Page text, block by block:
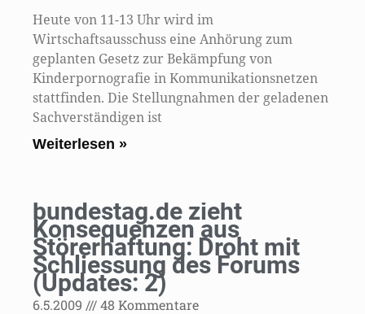
Heute von 11-13 Uhr wird im
Wirtschaftsausschuss eine Anhörung zum
geplanten Gesetz zur Bekämpfung von
Kinderpornografie in Kommunikationsnetzen
stattfinden. Die Stellungnahmen der geladenen
Sachverständigen ist
Weiterlesen »
bundestag.de zieht
Konsequenzen aus
Störerhaftung: Droht mit
Schliessung des Forums
(Updates: 2)
6.5.2009 48 Kommentare